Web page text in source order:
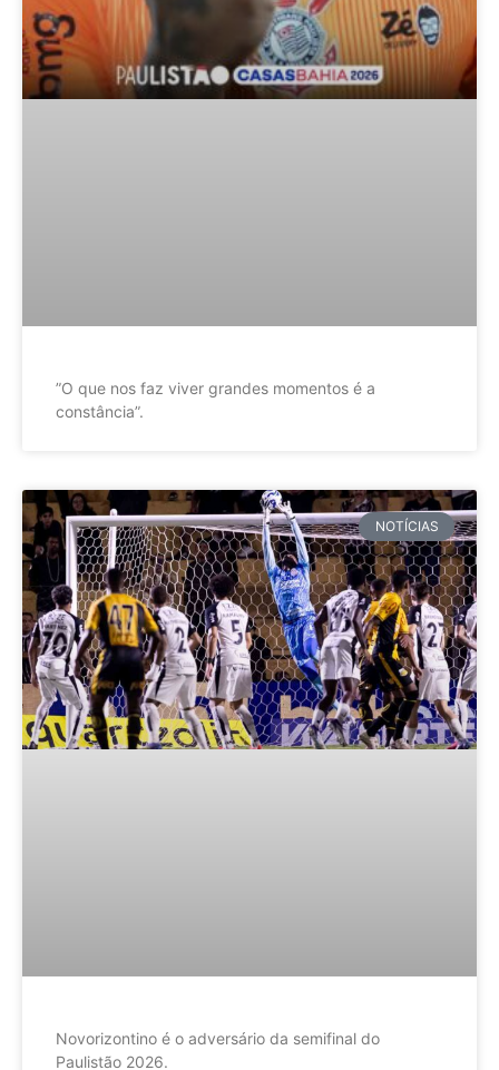
”O que nos faz viver grandes momentos é a
constância”.
NOTÍCIAS
Novorizontino é o adversário da semifinal do
Paulistão 2026.